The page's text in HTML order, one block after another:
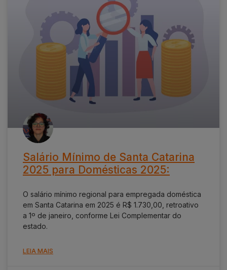
Salário Mínimo de Santa Catarina
2025 para Domésticas 2025:
O salário mínimo regional para empregada doméstica
em Santa Catarina em 2025 é R$ 1.730,00, retroativo
a 1º de janeiro, conforme Lei Complementar do
estado.
LEIA MAIS